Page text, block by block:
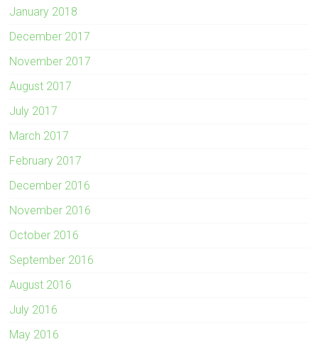
January 2018
December 2017
November 2017
August 2017
July 2017
March 2017
February 2017
December 2016
November 2016
October 2016
September 2016
August 2016
July 2016
May 2016